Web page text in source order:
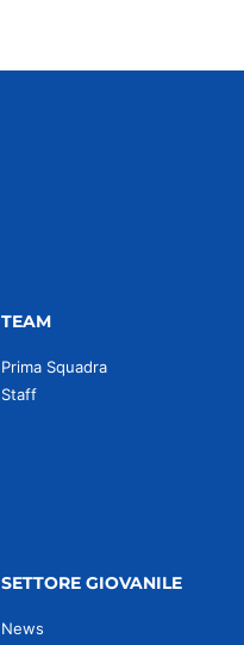
TEAM
Prima Squadra
Staff
SETTORE GIOVANILE
News